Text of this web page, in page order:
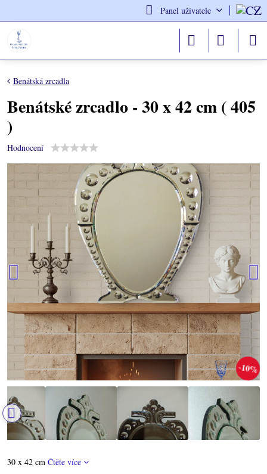
Panel uživatele
10%
Benátská zrcadla
Benátské zrcadlo - 30 x 42 cm ( 405
)
Hodnocení
30 x 42 cm Čtěte více